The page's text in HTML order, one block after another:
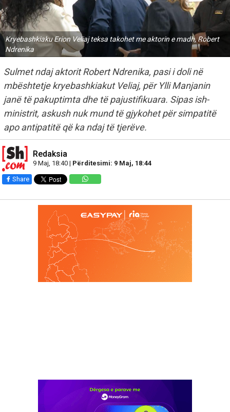
Kryebashkiaku Erion Veliaj teksa takohet me aktorin e madh, Robert
Ndrenika
Sulmet ndaj aktorit Robert Ndrenika, pasi i doli në
mbështetje kryebashkiakut Veliaj, për Ylli Manjanin
janë të pakuptimta dhe të pajustifikuara. Sipas ish-
ministrit, askush nuk mund të gjykohet për simpatitë
apo antipatitë që ka ndaj të tjerëve.
Redaksia
9 Maj, 18:40 | Përditesimi: 9 Maj, 18:44
Share